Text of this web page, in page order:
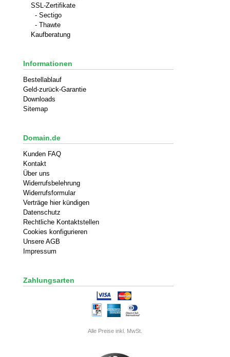
SSL-Zertifikate
- Sectigo
- Thawte
Kaufberatung
Informationen
Bestellablauf
Geld-zurück-Garantie
Downloads
Sitemap
Domain.de
Kunden FAQ
Kontakt
Über uns
Widerrufsbelehrung
Widerrufsformular
Verträge hier kündigen
Datenschutz
Rechtliche Kontaktstellen
Cookies konfigurieren
Unsere AGB
Impressum
Zahlungsarten
Alle Preise inkl. MwSt.